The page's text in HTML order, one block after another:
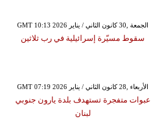
GMT 10:13 2026 الجمعة ,30 كانون الثاني / يناير
سقوط مسيّرة إسرائيلية في رب ثلاثين
GMT 07:19 2026 الأربعاء ,28 كانون الثاني / يناير
عبوات متفجرة تستهدف بلدة يارون جنوبي
لبنان